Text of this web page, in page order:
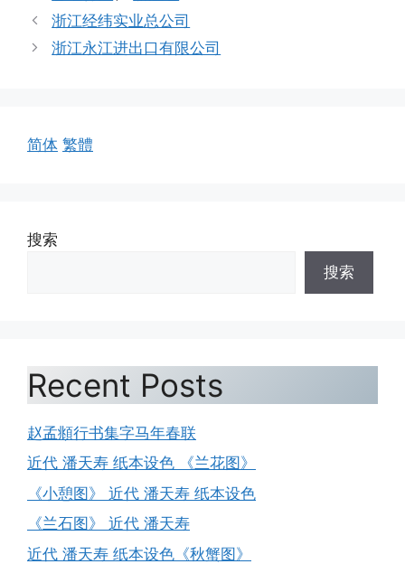
类
浙江经纬实业总公司
浙江永江进出口有限公司
简体 繁體
搜索
搜索
Recent Posts
赵孟頫行书集字马年春联
近代 潘天寿 纸本设色 《兰花图》
《小憩图》 近代 潘天寿 纸本设色
《兰石图》 近代 潘天寿
近代 潘天寿 纸本设色《秋蟹图》